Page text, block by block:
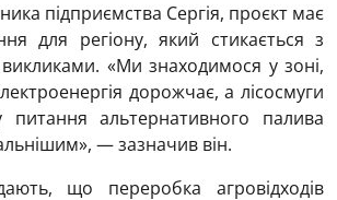
підприємства Сергія, проєкт має
для регіону, який стикається з
«Ми знаходимося у зоні,
дорожчає, а лісосмуги
альтернативного палива
— зазначив він.
що переробка агровідходів